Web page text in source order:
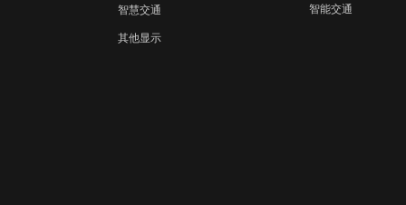
智慧交通
其他显示
智能交通